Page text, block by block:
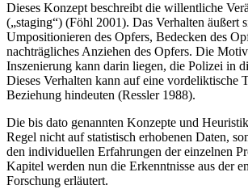
Dieses Konzept beschreibt die willentliche
(„staging“) (Föhl 2001). Das Verhalten äußert
Umpositionieren des Opfers, Bedecken des
nachträgliches Anziehen des Opfers. Die
Inszenierung kann darin liegen, die Polizei in
Dieses Verhalten kann auf eine vordeliktische
Beziehung hindeuten (Ressler 1988).
Die bis dato genannten Konzepte und
Regel nicht auf statistisch erhobenen Daten,
den individuellen Erfahrungen der einzelnen
Kapitel werden nun die Erkenntnisse aus der
Forschung erläutert.